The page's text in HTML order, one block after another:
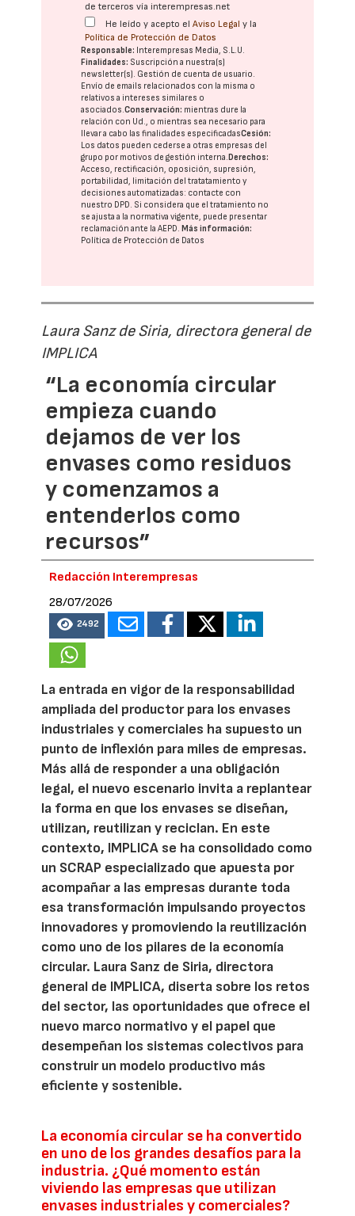
de terceros vía interempresas.net
He leído y acepto elAviso Legal y la
Política de Protección de Datos
Responsable: Interempresas Media, S.L.U.
Finalidades: Suscripción a nuestra(s)
newsletter(s). Gestión de cuenta de usuario.
Envío de emails relacionados con la misma o
relativos a intereses similares o
asociados.Conservación: mientras dure la
relación con Ud., o mientras sea necesario para
llevar a cabo las finalidades especificadasCesión:
Los datos pueden cederse a otras empresas del
grupo por motivos de gestión interna. Derechos:
Acceso, rectificación, oposición, supresión,
portabilidad, limitación del tratatamiento y
decisiones automatizadas: contacte con
nuestro DPD. Si considera que el tratamiento no
se ajusta a la normativa vigente, puede presentar
reclamación ante laAEPD. Más información:
Política de Protección de Datos
Laura Sanz de Siria, directora general de
IMPLICA
“La economía circular
empieza cuando
dejamos de ver los
envases como residuos
y comenzamos a
entenderlos como
recursos”
Redacción Interempresas
28/07/2026
2492
La entrada en vigor de la responsabilidad
ampliada del productor para los envases
industriales y comerciales ha supuesto un
punto de inflexión para miles de empresas.
Más allá de responder a una obligación
legal, el nuevo escenario invita a replantear
la forma en que los envases se diseñan,
utilizan, reutilizan y reciclan. En este
contexto, IMPLICA se ha consolidado como
un SCRAP especializado que apuesta por
acompañar a las empresas durante toda
esa transformación impulsando proyectos
innovadores y promoviendo la reutilización
como uno de los pilares de la economía
circular. Laura Sanz de Siria, directora
general de IMPLICA, diserta sobre los retos
del sector, las oportunidades que ofrece el
nuevo marco normativo y el papel que
desempeñan los sistemas colectivos para
construir un modelo productivo más
eficiente y sostenible.
La economía circular se ha convertido
en uno de los grandes desafíos para la
industria. ¿Qué momento están
viviendo las empresas que utilizan
envases industriales y comerciales?